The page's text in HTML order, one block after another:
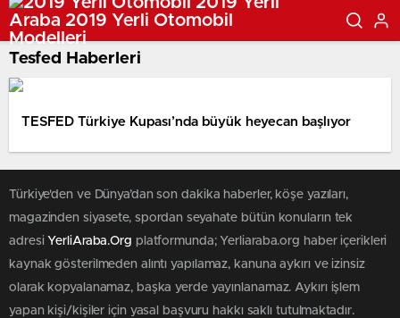
Tesfed Haberleri
TESFED Türkiye Kupası’nda büyük heyecan başlıyor
Türkiye'den ve Dünya’dan son dakika haberler, köşe yazıları,
magazinden siyasete, spordan seyahate bütün konuların tek
adresi YerliAraba.Org platformunda; Yerliaraba.org haber içerikleri
kaynak gösterilmeden alıntı yapılamaz, kanuna aykırı ve izinsiz
olarak kopyalanamaz, başka yerde yayınlanamaz. Aykırı işlem
yapan kişi/kişiler için yasal başvuru hakkı saklı tutulmaktadır.